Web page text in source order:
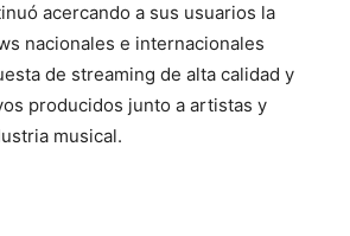
acercando a sus usuarios la
nacionales e internacionales
de streaming de alta calidad y
producidos junto a artistas y
musical.